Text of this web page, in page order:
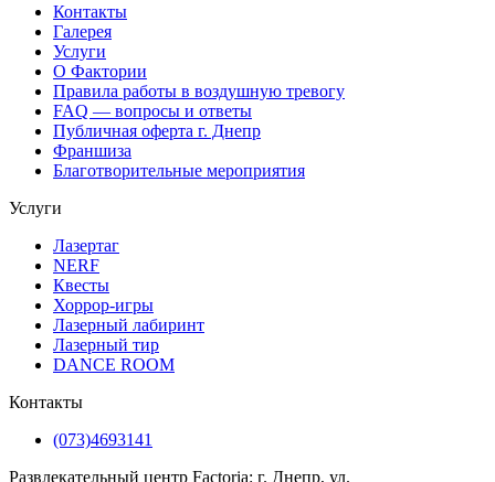
Контакты
Галерея
Услуги
О Фактории
Правила работы в воздушную тревогу
FAQ — вопросы и ответы
Публичная оферта г. Днепр
Франшиза
Благотворительные мероприятия
Услуги
Лазертаг
NERF
Квесты
Хоррор-игры
Лазерный лабиринт
Лазерный тир
DANCE ROOM
Контакты
(073)4693141
Развлекательный центр Factoria: г. Днепр, ул.